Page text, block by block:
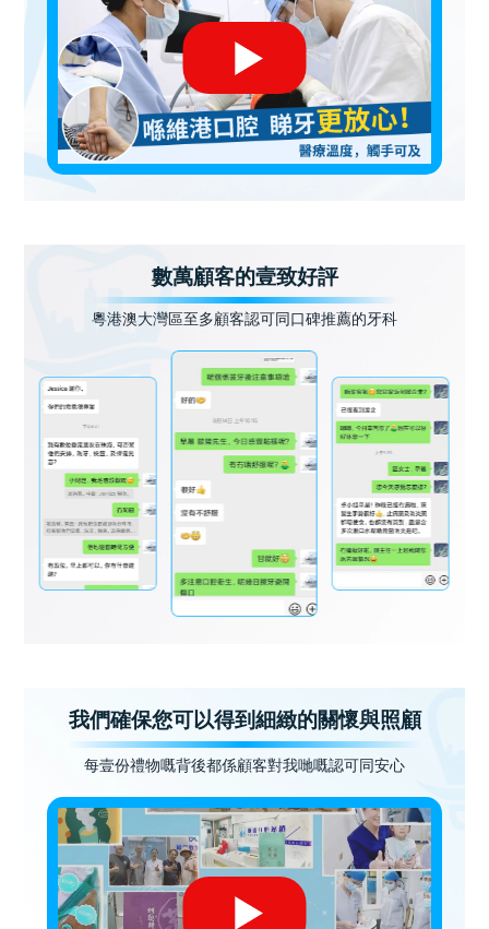
數萬顧客的壹致好評
粵港澳大灣區至多顧客認可同口碑推薦的牙科
我們確保您可以得到細緻的關懷與照顧
每壹份禮物嘅背後都係顧客對我哋嘅認可同安心